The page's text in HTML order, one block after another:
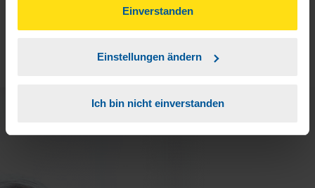
können Sie der Verwendung von Cookies, gemäß
unserer
Einverstanden
Einstellungen ändern
Ich bin nicht einverstanden